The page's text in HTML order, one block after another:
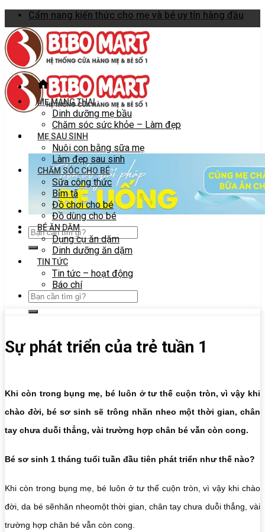
Skip
to
content
Cẩm nang kiến thức cho mẹ và bé uy tín hàng đầu
MẸ MANG THAI
Dinh dưỡng mẹ bầu
Chăm sóc sức khỏe – Làm đẹp
MẸ SAU SINH
Nuôi con bằng sữa mẹ
Làm đẹp sau sinh
CHĂM SÓC CHO BÉ
Sữa công thức
Bỉm tã
Đồ chơi cho bé
Đồ dùng cho bé
BÉ ĂN DẶM
Dụng cụ ăn dặm
Dinh dưỡng ăn dặm
TIN TỨC
Tin tức – hoạt động
Báo chí
Sự phát triển của trẻ tuần 1
Khi còn trong bụng mẹ, bé luôn ở tư thế cuộn tròn, vì vậy khi
chào đời, bé sơ sinh sẽ trông nhăn nheo một thời gian, chân
tay chưa duỗi thẳng, vài trường hợp chân bé vẫn còn cong.
Bé sơ sinh 1 tháng tuổi tuần đầu tiên phát triển như thế nào?
Khi còn trong bụng mẹ, bé luôn ở tư thế cuộn tròn, vì vậy khi chào
đời, da bé sẽnhăn nheomột thời gian, chân tay chưa duỗi thẳng, vài
trường hợp chân bé vẫn còn cong.